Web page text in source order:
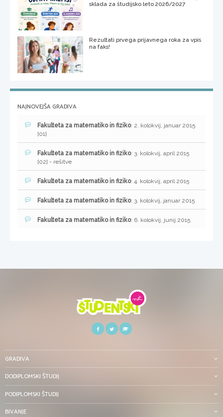
sklada za študijsko leto 2026/2027
Rezultati prvega prijavnega roka za vpis
na faks!
NAJNOVEJŠA GRADIVA
Fakulteta za matematiko in fiziko: 2. kolokvij, januar 2015
[01]
Fakulteta za matematiko in fiziko: 3. kolokvij, april 2015
[02] - rešitve
Fakulteta za matematiko in fiziko: 4. kolokvij, april 2015
Fakulteta za matematiko in fiziko: 3. kolokvij, januar 2015
Fakulteta za matematiko in fiziko: 6. kolokvij, junij 2015
GRADIVA
DODIPLOMSKI ŠTUDIJ
PODIPLOMSKI ŠTUDIJ
BIVANJE